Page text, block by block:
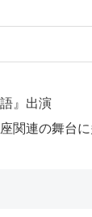
』出演
関連の舞台